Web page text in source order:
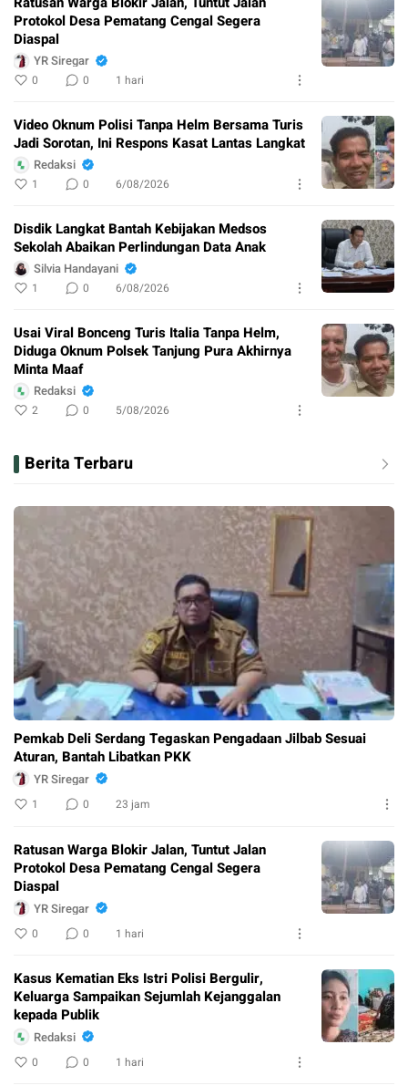
Protokol Desa Pematang Cengal Segera
Diaspal
YR Siregar
0 0 1 hari
Video Oknum Polisi Tanpa Helm Bersama Turis
Jadi Sorotan, Ini Respons Kasat Lantas Langkat
Redaksi
1 0 6/08/2026
Disdik Langkat Bantah Kebijakan Medsos
Sekolah Abaikan Perlindungan Data Anak
Silvia Handayani
1 0 6/08/2026
Usai Viral Bonceng Turis Italia Tanpa Helm,
Diduga Oknum Polsek Tanjung Pura Akhirnya
Minta Maaf
Redaksi
2 0 5/08/2026
Berita Terbaru
Pemkab Deli Serdang Tegaskan Pengadaan Jilbab Sesuai
Aturan, Bantah Libatkan PKK
YR Siregar
1 0 23 jam
Ratusan Warga Blokir Jalan, Tuntut Jalan
Protokol Desa Pematang Cengal Segera
Diaspal
YR Siregar
0 0 1 hari
Kasus Kematian Eks Istri Polisi Bergulir,
Keluarga Sampaikan Sejumlah Kejanggalan
kepada Publik
Redaksi
0 0 1 hari